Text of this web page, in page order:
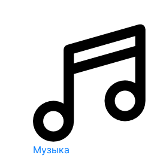
Музыка